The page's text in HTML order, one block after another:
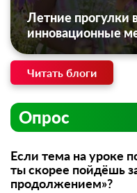
Летние прогулки
инновационные
Читать блоги
Опрос
Если тема на уроке
ты скорее пойдёшь
продолжением»?